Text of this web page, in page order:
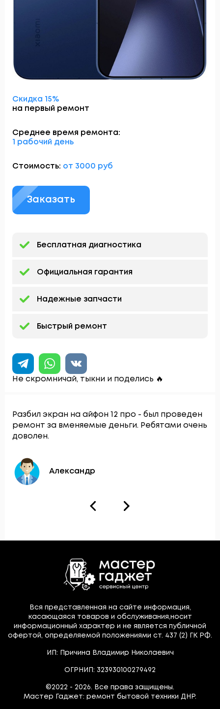
Скидка 15%
на первый ремонт
Среднее время ремонта:
1 рабочий день
Стоимость: от 3000 руб
Заказать
Бесплатная диагностика
Официальная гарантия
Надежные запчасти
Быстрый ремонт
Не скромничай, тыкни и поделись 🔥
Разбил экран на айфон 12 про - был проведен
ремонт за вменяемые деньги. Ребятами очень
доволен.
Александр
Вся представленная на сайте информация,
касающаяся товаров и обслуживания,носит
информационный характер и не является публичной
офертой, определяемой положениями ст. 437 (2) ГК РФ.
ИП: Причина Владимир Николаевич
ОГРНИП: 323930100279492
©2022 - 2026. Все права защищены.
Мастер Гаджет: ремонт бытовой техники ДНР.